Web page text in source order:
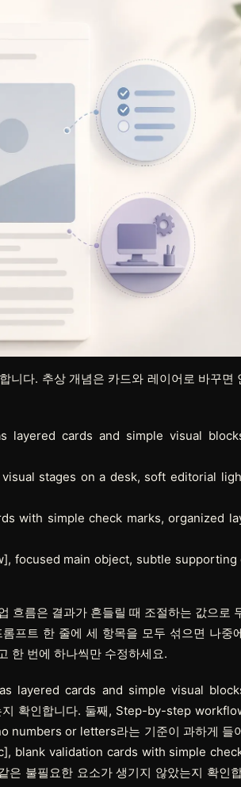
니다. 추상 개념은 카드와 레이어로 바꾸면
layered cards and simple visual
stages on a desk, soft editorial
with simple check marks, organized
focused main object, subtle supporting
흐름은 결과가 흔들릴 때 조절하는 값으로
프트 한 줄에 세 항목을 모두 섞으면 나중
한 번에 하나씩만 수정하세요.
layered cards and simple visual
확인합니다. 둘째, Step-by-step
or letters라는 기준이 과하게 들
blank validation cards with simple
불필요한 요소가 생기지 않았는지 확인